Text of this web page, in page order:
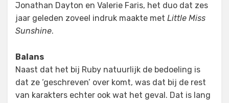
Jonathan Dayton en Valerie Faris, het duo dat zes
jaar geleden zoveel indruk maakte met Little Miss
Sunshine.
Balans
Naast dat het bij Ruby natuurlijk de bedoeling is
dat ze ‘geschreven’ over komt, was dat bij de rest
van karakters echter ook wat het geval. Dat is lang